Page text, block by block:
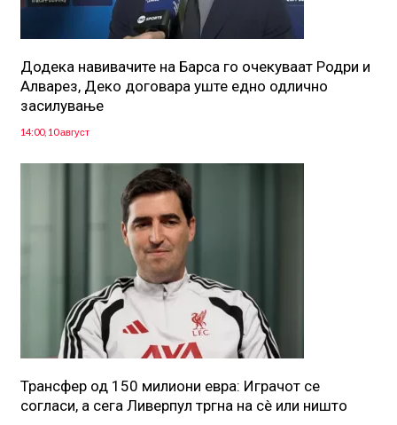
Додека навивачите на Барса го очекуваат Родри и
Алварез, Деко договара уште едно одлично
засилување
14:00, 10 август
Трансфер од 150 милиони евра: Играчот се
согласи, а сега Ливерпул тргна на сè или ништо